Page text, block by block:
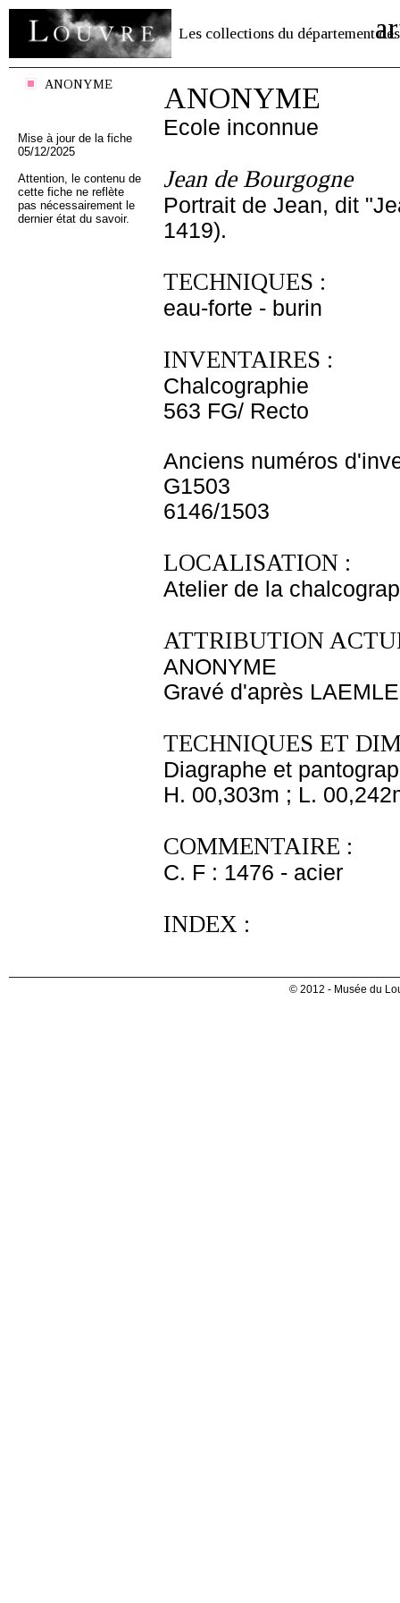
Les collections du département des
ANONYME
Mise à jour de la fiche
05/12/2025
Attention, le contenu de
cette fiche ne reflète
pas nécessairement le
dernier état du savoir.
ANONYME
Ecole inconnue
Jean de Bourgogne
Portrait de Jean, dit
1419).
TECHNIQUES :
eau-forte - burin
INVENTAIRES :
Chalcographie
563 FG/ Recto
Anciens numéros
G1503
6146/1503
LOCALISATION :
Atelier de la
ATTRIBUTION
ANONYME
Gravé d'après
TECHNIQUES ET
Diagraphe et
H. 00,303m ; L.
COMMENTAIRE :
C. F : 1476 - acier
INDEX :
© 2012 - Musée du